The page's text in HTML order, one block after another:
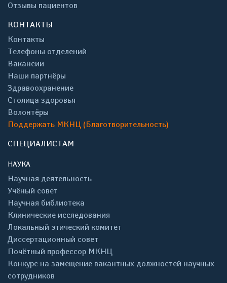
Отзывы пациентов
КОНТАКТЫ
Контакты
Телефоны отделений
Вакансии
Наши партнёры
Здравоохранение
Столица здоровья
Волонтёры
Поддержать МКНЦ (Благотворительность)
СПЕЦИАЛИСТАМ
НАУКА
Научная деятельность
Учёный совет
Научная библиотека
Клинические исследования
Локальный этический комитет
Диссертационный совет
Почётный профессор МКНЦ
Конкурс на замещение вакантных должностей научных
сотрудников